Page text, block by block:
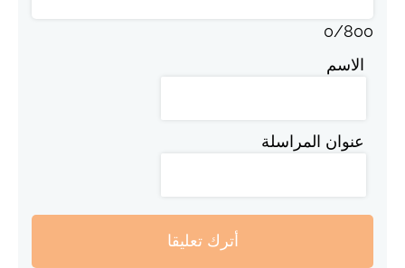
0/800
الاسم
عنوان المراسلة
أترك تعليقا